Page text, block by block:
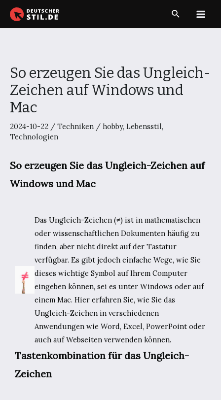
Zum
Inhalt
Suche
So erzeugen Sie das Ungleich-
Zeichen auf Windows und
Mac
2024-10-22 / Techniken / hobby, Lebensstil,
Technologien
So erzeugen Sie das Ungleich-Zeichen auf
Windows und Mac
Das Ungleich-Zeichen (≠) ist in mathematischen
oder wissenschaftlichen Dokumenten häufig zu
finden, aber nicht direkt auf der Tastatur
verfügbar. Es gibt jedoch einfache Wege, wie Sie
dieses wichtige Symbol auf Ihrem Computer
eingeben können, sei es unter Windows oder auf
einem Mac. Hier erfahren Sie, wie Sie das
Ungleich-Zeichen in verschiedenen
Anwendungen wie Word, Excel, PowerPoint oder
auch auf Webseiten verwenden können.
Tastenkombination für das Ungleich-
Zeichen